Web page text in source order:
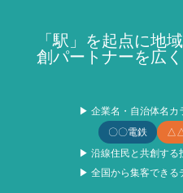
「駅」を起点に地
創パートナーを広
▶ 企業名・自治体名カ
〇〇電鉄
△△
▶ 沿線住民と共創する
▶ 全国から集客できる